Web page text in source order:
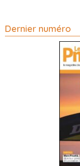
Dernier numéro